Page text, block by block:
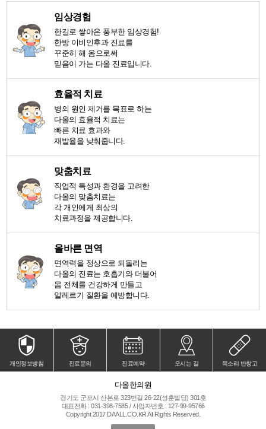
임상경험
한길로 쌓아온 풍부한 임상경험!
한방 이비인후과 진료를
꾸준히 해 옴으로써
믿음이 가는 다올 진료입니다.
효율적 치료
병의 원인 제거를 목표로 하는
다올의 효율적 치료는
빠른 치료 효과와
재발율을 낮춰줍니다.
맞춤치료
직업적 특성과 환경을 고려한
다올의 맞춤치료는
각 개인에게 최상의
치료과정을 제공합니다.
올바른 면역
면역력을 정상으로 되돌리는
다올의 진료는 호흡기와 더불어
몸 전체를 건강하게 만들고
알레르기 질환을 예방합니다.
개인정보방침 진료문의 진료예약 오시는 길 목소리 반창고
다올한의원
경기도 군포시 산본로 323번길 26-22(성훈빌딩) 301호
대표전화 : 031-398-7585 / 사업자번호 : 127-99-95766
Copyright 2017 DAALL.CO.KR All Rights Reserved.